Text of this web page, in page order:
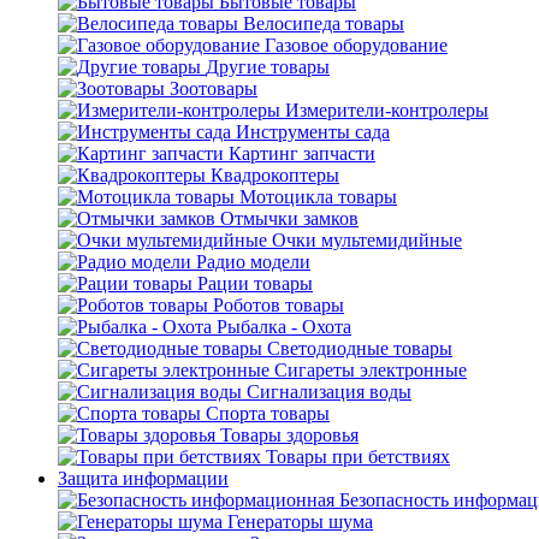
Велосипеда товары
Газовое оборудование
Другие товары
Зоотовары
Измерители-контролеры
Инструменты сада
Картинг запчасти
Квадрокоптеры
Мотоцикла товары
Отмычки замков
Очки мультемидийные
Радио модели
Рации товары
Роботов товары
Рыбалка - Охота
Светодиодные товары
Сигареты электронные
Сигнализация воды
Спорта товары
Товары здоровья
Товары при бетствиях
Защита информации
Безопасность
Генераторы шума